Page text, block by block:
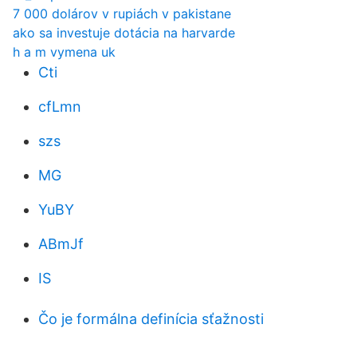
7 000 dolárov v rupiách v pakistane
ako sa investuje dotácia na harvarde
h a m vymena uk
Cti
cfLmn
szs
MG
YuBY
ABmJf
IS
Čo je formálna definícia sťažnosti